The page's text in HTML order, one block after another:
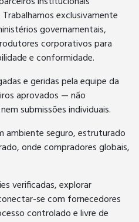
exclusivamente
governamentais,
corporativos para
e conformidade.
e geridas pela equipe da
aprovados — não
submissões individuais.
ambiente seguro, estruturado
onde compradores globais,
verificadas, explorar
se com fornecedores
controlado e livre de